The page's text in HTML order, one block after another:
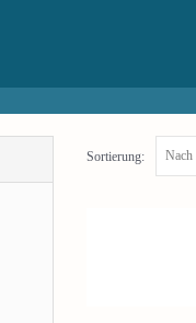
Sortierung: